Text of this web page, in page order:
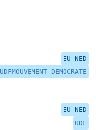
EU-NED
UDFMOUVEMENT DEMOCRATE
EU-NED
UDF